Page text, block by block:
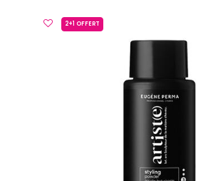
2+1 OFFERT